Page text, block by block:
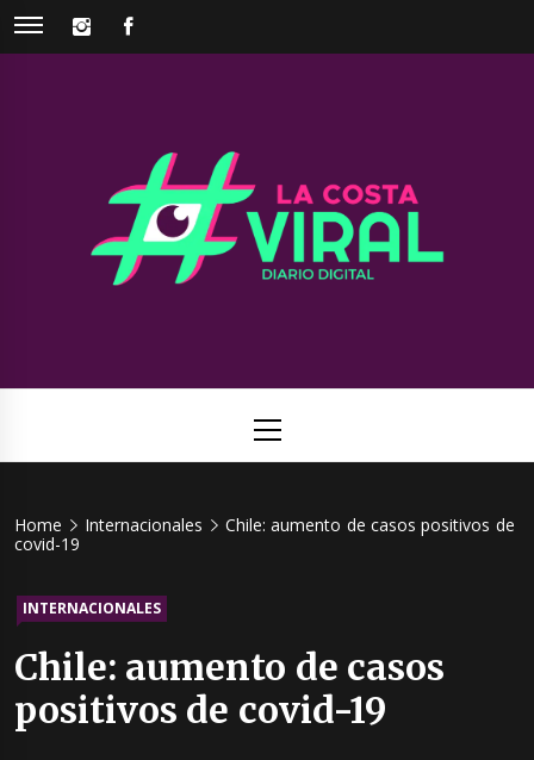
Skip
INSTAGRAM
Viral
Menu
Home Internacionales
Chile: aumento de casos positivos de
covid-19
INTERNACIONALES
Chile: aumento de casos
positivos de covid-19